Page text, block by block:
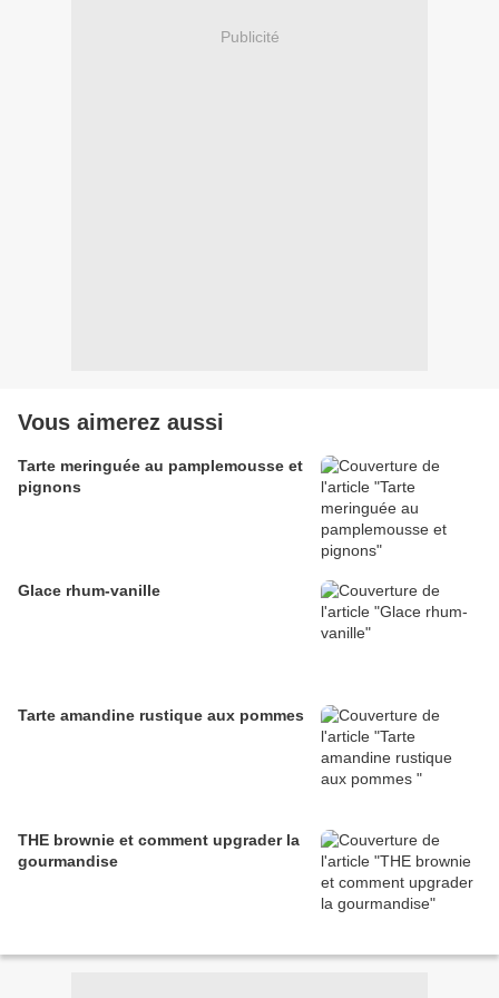
Publicité
Vous aimerez aussi
Tarte meringuée au pamplemousse et
pignons
Glace rhum-vanille
Tarte amandine rustique aux pommes
THE brownie et comment upgrader la
gourmandise